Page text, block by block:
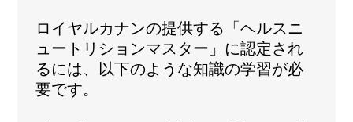
ロイヤルカナンの提供する「ヘルスニ
ュートリションマスター」に認定され
るには、以下のような知識の学習が必
要です。